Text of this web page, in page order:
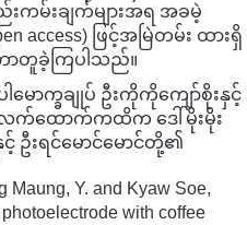
ည်းကမ်းချက်များအရ အခမဲ့
access) ဖြင့်အမြဲတမ်း ထားရှိ
ာတူခဲ့ကြပါသည်။
ာက္ခချုပ် ဦးကိုကိုကျော်စိုးနှင့်
က်ထောက်ကထိက ဒေါ်မိုးမိုး
ဦးရင်မောင်မောင်တို့၏
Maung, Y. and Kyaw Soe,
with coffee